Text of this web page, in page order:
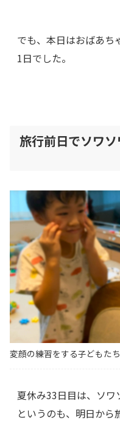
でも、本日はおばあち
1日でした。
旅行前日でソワ
変顔の練習をする子どもたち
夏休み33日目は、ソワ
というのも、明日から